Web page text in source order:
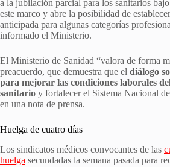
a la jubilación parcial para los sanitarios
este marco y abre la posibilidad de
anticipada para algunas categorías
informado el Ministerio.
El Ministerio de Sanidad “valora de forma
preacuerdo, que demuestra que el diálogo
para mejorar las condiciones laborales
sanitario y fortalecer el Sistema Nacional
en una nota de prensa.
Huelga de cuatro días
Los sindicatos médicos convocantes de las
huelga secundadas la semana pasada para